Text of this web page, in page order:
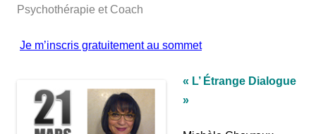
Psychothérapie et Coach
Je m’inscris gratuitement au sommet
« L’ Étrange Dialogue
»